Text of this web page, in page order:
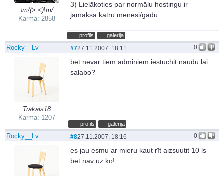
\m/(>.<)\m/
Karma: 2858
3) Lielākoties par normālu hostingu ir
jāmaksā katru mēnesi/gadu.
profils galerija
Rocky__Lv
Trakais18
Karma: 1207
0
#727.11.2007. 18:11
bet nevar tiem adminiem iestuchit naudu lai
salabo?
profils galerija
Rocky__Lv 0
#827.11.2007. 18:16
es jau esmu ar mieru kaut rīt aizsuutit 10 ls
bet nav uz ko!